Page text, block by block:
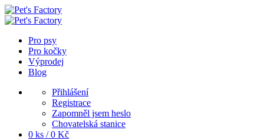
Pro psy
Pro kočky
Výprodej
Blog
Přihlášení
Registrace
Zapomněl jsem heslo
Chovatelská stanice
0 ks / 0 Kč